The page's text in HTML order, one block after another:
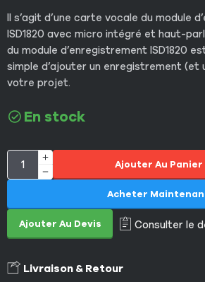
Il s’agit d’une carte vocale du module
ISD1820 avec micro intégré et haut-
du module d’enregistrement ISD1820
simple d’ajouter un enregistrement (et
votre projet.
En stock
Ajouter Au Panier
Ajouter Au Devis Consulter le
Acheter
Livraison & Retour